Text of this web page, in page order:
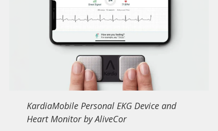
KardiaMobile Personal EKG Device and
Heart Monitor by AliveCor